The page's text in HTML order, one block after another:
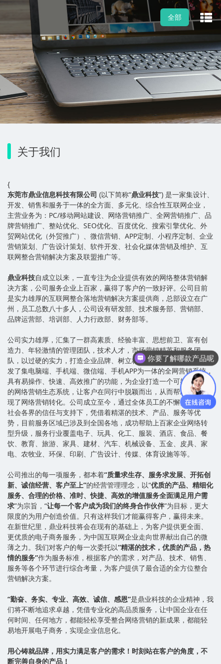
全部
关于我们
{
东莞市鼎业信息科技有限公司 (以下简称“鼎业科技”) 是一家集设计、
开发、销售和服务于一体的全方面、多元化、综合性互联网企业，
主营业务为：PC/移动网站建设、网络营销推广、全网营销推广、品
牌营销推广、整站优化、SEO优化、百度优化、搜索引擎优化、外
贸网站优化（外贸推广）、微信营销、APP定制、小程序定制、企业
营销策划、广告设计策划、软件开发、社会化媒体营销及维护、互
联网整合营销解决方案及联盟推广等。
鼎业科技自成立以来，一直专注为企业提供有效的网络整体营销解
决方案，公司服务企业上百家，赢得了客户的一致好评。公司目前
是实力雄厚的互联网整合落地营销解决方案提供商，总部设立在广
州，员工总数八十多人，公司设有研发部、技术服务部、营销部、
品牌运营部、培训部、人力行政部、财务部等。
公司实力雄厚，汇集了一群高素质、经验丰富、思想前卫、富有创
造力、年轻激情的管理团队，技术人才，市场营销精英和服务团
队，以过硬的实力，打造企业品牌、树立标杆形象。目前已自主研
发了集电脑端、手机端、微信端、手机APP为一体的全网营销系统，
具有易操作、快速、高效推广的功能，为企业打造一个可持续发展
的网络营销生态系统，让客户在同行中脱颖而出，从而帮助企业实
现了网络营销转化。公司成立至今，通过全体员工的不懈努力，在
社会各界的信任与支持下，凭借着精湛的技术、产品、服务等优
势，目前服务区域已涉及到全国各地，成功帮助上百家企业网络转
型升级，服务行业覆盖电子、玩具、化工、服装、酒店、食品、餐
饮、教育、旅游、家具、建材、汽车、机械设备、五金、皮具、家
电、农牧业、环保、印刷、广告设计、传媒、体育设施等等。
公司推出的每一项服务，都本着“质量求生存、服务求发展、开拓创
新、诚信经营、客户至上”的经营管理理念，以“优质的产品、精细化
服务、合理的价格、准时、快捷、高效的增值服务全面满足用户需
求”为宗旨，“让每一个客户成为我们的终身合作伙伴”为目标，更大
限度的为用户创造价值。只有这样我们才能赢得客户，赢得未来。
在新世纪里，鼎业科技将会在现有的基础上，为客户提供更全面、
更优质的电子商务服务，为中国互联网企业走向世界献出自己的微
薄之力。我们对客户的每一次委托以“精湛的技术， 优质的产品， 热
情的服务”作为服务标准，根据客户的需求，对产品、技术、销售、
服务等各个环节进行综合考量，为客户提供了最合适的全方位整合
营销解决方案。
“勤奋、务实、专业、高效、诚信、感恩”是鼎业科技的企业精神，我
们将不断地追求卓越，凭借专业化的高品质服务，让中国企业在任
何时间、任何地方，都能轻松享受整合网络营销的新成果，都能轻
易地开展电子商务，实现企业信息化。
用心铸就品牌，用实力满足客户的需求！时刻站在客户的角度，不
断完善自身的产品！
你要了解哪款产品呢
我们家质量有保证，服务有保障